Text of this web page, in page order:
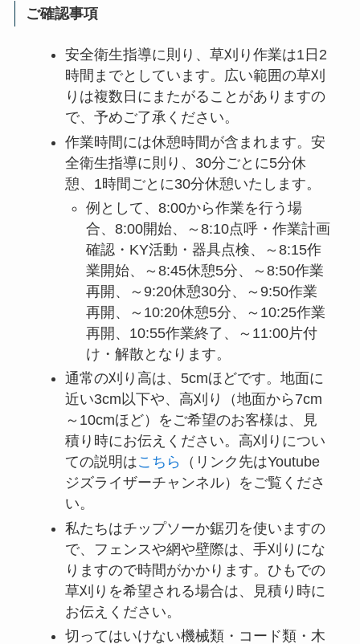
ご確認事項
安全衛生指導に則り、草刈り作業は1日2
時間までとしています。広い範囲の草刈
りは複数日にまたがることがありますの
で、予めご了承ください。
作業時間には休憩時間が含まれます。安
全衛生指導に則り、30分ごとに5分休
憩、1時間ごとに30分休憩いたします。
例として、8:00から作業を行う場
合、8:00開始、～8:10点呼・作業計画
確認・KY活動・器具点検、～8:15作
業開始、～8:45休憩5分、～8:50作業
再開、～9:20休憩30分、～9:50作業
再開、～10:20休憩5分、～10:25作業
再開、10:55作業終了、～11:00片付
け・解散となります。
通常の刈り高は、5cmほどです。地面に
近い3cm以下や、高刈り（地面から7cm
～10cmほど）をご希望のお客様は、見
積り時にお伝えください。高刈りについ
ての説明はこちら
（リンク先はYoutube
ジズライザーチャンネル）をご覧くださ
い。
私たちはチップソーか鋸刃を使いますの
で、フェンスや網や壁際は、手刈りにな
りますので時間がかかります。ひもでの
草刈りを希望される場合は、見積り時に
お伝えください。
切ってはいけない機械類・コード類・木